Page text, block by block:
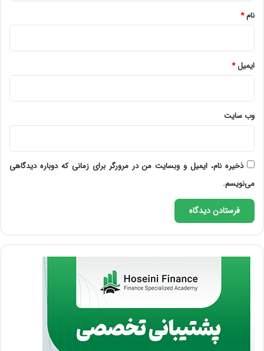
نام*
ایمیل*
وب‌ سایت
ذخیره نام، ایمیل و وبسایت من در مرورگر برای زمانی که دوباره دیدگاهی
می‌نویسم.